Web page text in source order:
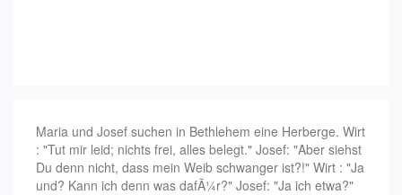
Maria und Josef suchen in Bethlehem eine Herberge. Wirt
: "Tut mir leid; nichts frei, alles belegt." Josef: "Aber siehst
Du denn nicht, dass mein Weib schwanger ist?!" Wirt : "Ja
und? Kann ich denn was dafÃ¼r?" Josef: "Ja ich etwa?"